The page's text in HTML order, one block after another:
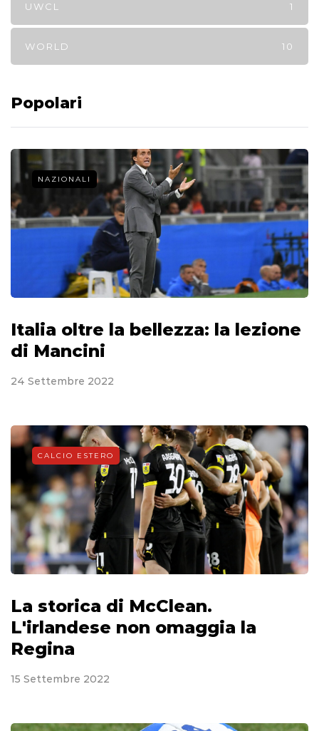
UWCL 1
WORLD 10
Popolari
NAZIONALI
Italia oltre la bellezza: la lezione
di Mancini
24 Settembre 2022
CALCIO ESTERO
La storica di McClean.
L'irlandese non omaggia la
Regina
15 Settembre 2022